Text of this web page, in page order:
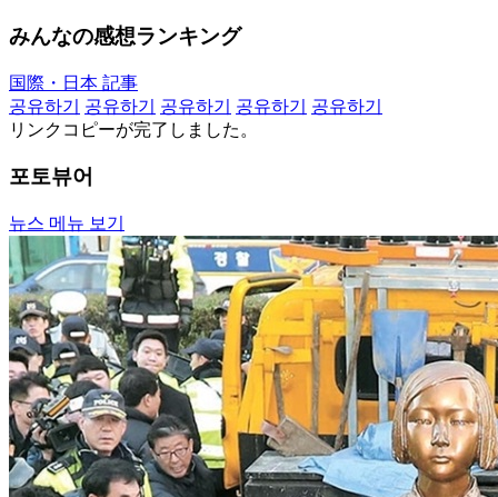
みんなの感想ランキング
国際・日本 記事
공유하기
공유하기 공유하기 공유하기
공유하기
リンクコピーが完了しました。
포토뷰어
뉴스 메뉴 보기